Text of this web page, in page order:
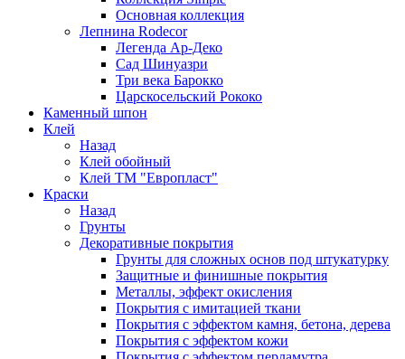
Основная коллекция
Лепнина Rodecor
Легенда Ар-Деко
Сад Шинуазри
Три века Барокко
Царскосельский Рококо
Каменный шпон
Клей
Назад
Клей обойный
Клей ТМ "Европласт"
Краски
Назад
Грунты
Декоративные покрытия
Грунты для сложных основ под штукатурку
Защитные и финишные покрытия
Металлы, эффект окисления
Покрытия с имитацией ткани
Покрытия с эффектом камня, бетона, дерева
Покрытия с эффектом кожи